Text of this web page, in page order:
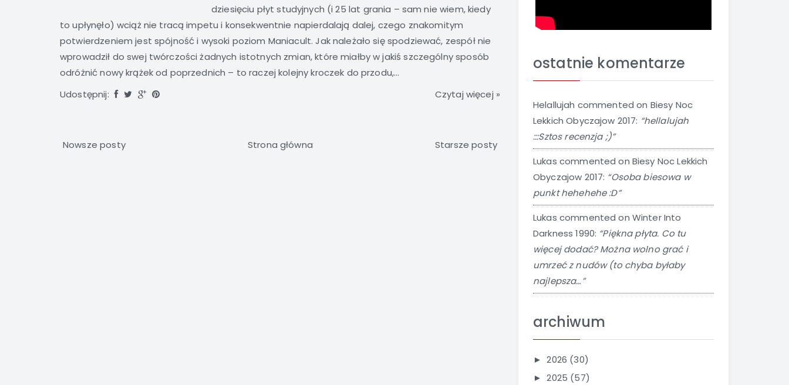
dziesięciu płyt studyjnych (i 25 lat grania – sam nie wiem, kiedy
to upłynęło) wciąż nie tracą impetu i konsekwentnie napierdalają dalej, czego znakomitym
potwierdzeniem jest spójność i wysoki poziom Maniacult. Jak należało się spodziewać, zespół nie
wprowadził do swej twórczości żadnych istotnych zmian, które miałby w jakiś szczególny sposób
odróżnić nowy krążek od poprzednich – to raczej kolejny kroczek do przodu,...
Udostępnij:
Czytaj więcej »
Nowsze posty Starsze posty
Strona główna
ostatnie komentarze
Helallujah commented on Biesy Noc
Lekkich Obyczajow 2017: “hellalujah
:::Sztos recenzja ;)”
Lukas commented on Biesy Noc Lekkich
Obyczajow 2017: “Osoba biesowa w
punkt hehehehe :D”
Lukas commented on Winter Into
Darkness 1990: “Piękna płyta. Co tu
więcej dodać? Można wolno grać i
umrzeć z nudów (to chyba byłaby
najlepsza…”
archiwum
► 2026 (30)
► 2025 (57)